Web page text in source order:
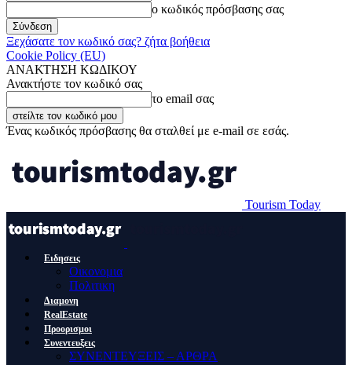
ο κωδικός πρόσβασης σας
Ξεχάσατε τον κωδικό σας? ζήτα βοήθεια
Cookie Policy (EU)
ΑΝΑΚΤΗΣΗ ΚΩΔΙΚΟΥ
Ανακτήστε τον κωδικό σας
το email σας
Ένας κωδικός πρόσβασης θα σταλθεί με e-mail σε εσάς.
Tourism Today
Ειδησεις
Οικονομια
Πολιτικη
Διαμονη
RealEstate
Προορισμοι
Συνεντευξεις
ΣΥΝΕΝΤΕΥΞΕΙΣ – ΑΡΘΡΑ